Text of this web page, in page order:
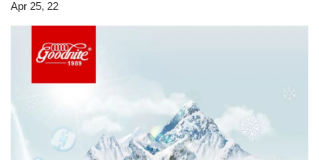
Apr 25, 22